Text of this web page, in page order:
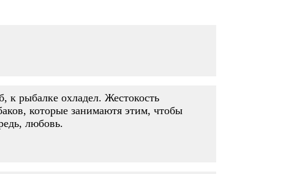
к рыбалке охладел. Жестокость
которые занимаютя этим, чтобы
любовь.